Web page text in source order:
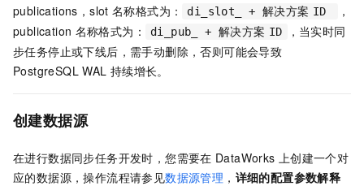
publications，slot 名称格式为： di_slot_ + 解决方案 ID
，
publication 名称格式为： di_pub_ + 解决方案 ID
，当实时同
步任务停止或下线后，需手动删除，否则可能会导致
PostgreSQL WAL 持续增长。
创建数据源
在进行数据同步任务开发时，您需要在 DataWorks 上创建一个对
应的数据源，操作流程请参见数据源管理 ， 详细的配置参数解释